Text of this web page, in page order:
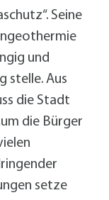
Seine
und
stelle. Aus
die Stadt
die Bürger
setze